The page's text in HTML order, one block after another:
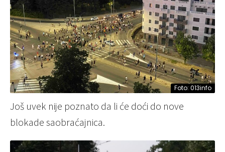
Foto: 013info
Još uvek nije poznato da li će doći do nove
blokade saobraćajnica.